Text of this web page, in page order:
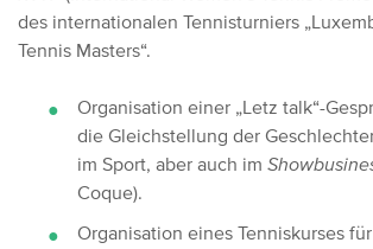
des internationalen Tennisturniers
Tennis Masters“.
Organisation einer „Letz talk“-
die Gleichstellung der
im Sport, aber auch im
Coque).
Organisation eines Tenniskurses